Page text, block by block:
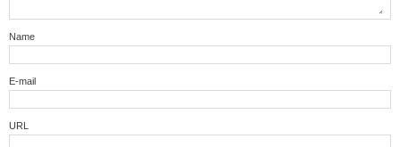
Name
E-mail
URL